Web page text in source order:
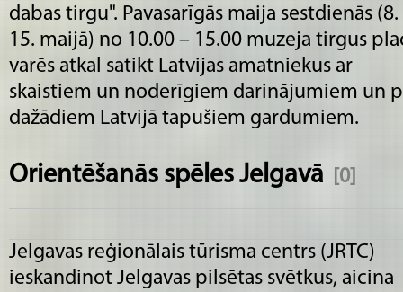
dabas tirgu". Pavasarīgās maija sestdienās
15. maijā) no 10.00 – 15.00 muzeja tirgus
varēs atkal satikt Latvijas amatniekus ar
skaistiem un noderīgiem darinājumiem un
dažādiem Latvijā tapušiem gardumiem.
Orientēšanās spēles Jelgavā [0]
Jelgavas reģionālais tūrisma centrs (JRTC)
ieskandinot Jelgavas pilsētas svētkus, aicina